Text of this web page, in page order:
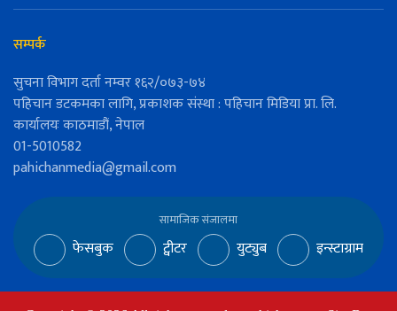
सम्पर्क
सुचना विभाग दर्ता नम्वर १६२/०७३-७४
पहिचान डटकमका लागि, प्रकाशक संस्था : पहिचान मिडिया प्रा. लि.
कार्यालयः काठमाडौं, नेपाल
01-5010582
pahichanmedia@gmail.com
सामाजिक संजालमा
फेसबुक ट्वीटर युट्युब इन्स्टाग्राम